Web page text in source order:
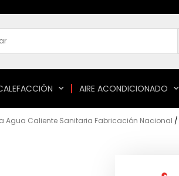
AIRE ACONDICIONADO
Agua Caliente Sanitaria Fabricación Nacional /